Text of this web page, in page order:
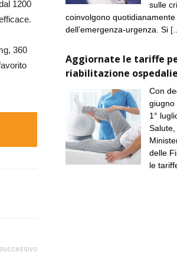
1200
360
sulle
coinvolgono quotidianamente
dell’emergenza-urgenza. Si
Aggiornate le tariffe
riabilitazione
Con
giugno
1°
delle
le